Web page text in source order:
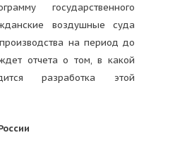
государственного
воздушные суда
на период до
отчета о том, в какой
разработка этой